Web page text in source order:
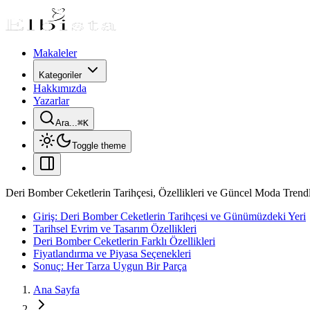
Makaleler
Kategoriler
Hakkımızda
Yazarlar
Ara...⌘K
Toggle theme
Deri Bomber Ceketlerin Tarihçesi, Özellikleri ve Güncel Moda
Giriş: Deri Bomber Ceketlerin Tarihçesi ve Günümüzdeki Yeri
Tarihsel Evrim ve Tasarım Özellikleri
Deri Bomber Ceketlerin Farklı Özellikleri
Fiyatlandırma ve Piyasa Seçenekleri
Sonuç: Her Tarza Uygun Bir Parça
Ana Sayfa